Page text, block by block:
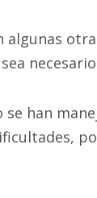
algunas
han